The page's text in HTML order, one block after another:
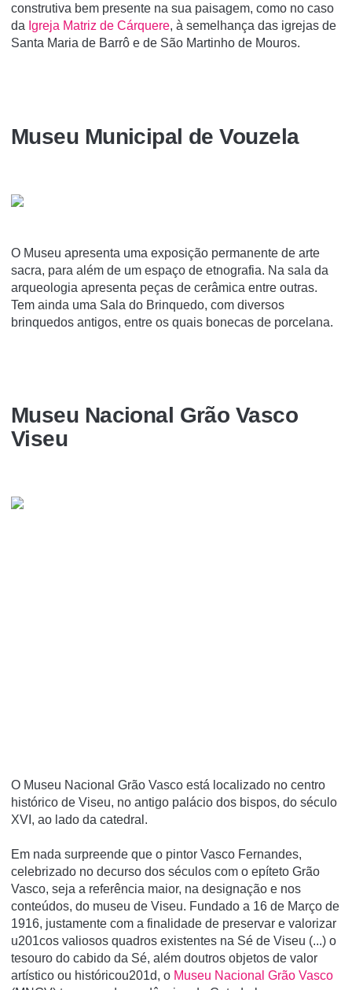
construtiva bem presente na sua paisagem, como no caso
da Igreja Matriz de Cárquere, à semelhança das igrejas de
Santa Maria de Barrô e de São Martinho de Mouros.
Museu Municipal de Vouzela
O Museu apresenta uma exposição permanente de arte
sacra, para além de um espaço de etnografia. Na sala da
arqueologia apresenta peças de cerâmica entre outras.
Tem ainda uma Sala do Brinquedo, com diversos
brinquedos antigos, entre os quais bonecas de porcelana.
Museu Nacional Grão Vasco
Viseu
O Museu Nacional Grão Vasco está localizado no centro
histórico de Viseu, no antigo palácio dos bispos, do século
XVI, ao lado da catedral.
Em nada surpreende que o pintor Vasco Fernandes,
celebrizado no decurso dos séculos com o epí­teto Grão
Vasco, seja a referência maior, na designação e nos
conteúdos, do museu de Viseu. Fundado a 16 de Março de
1916, justamente com a finalidade de preservar e valorizar
u201cos valiosos quadros existentes na Sé de Viseu (...) o
tesouro do cabido da Sé, além doutros objetos de valor
artí­stico ou históricou201d, o Museu Nacional Grão Vasco